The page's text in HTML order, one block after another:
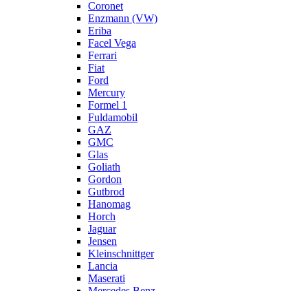
Coronet
Enzmann (VW)
Eriba
Facel Vega
Ferrari
Fiat
Ford
Mercury
Formel 1
Fuldamobil
GAZ
GMC
Glas
Goliath
Gordon
Gutbrod
Hanomag
Horch
Jaguar
Jensen
Kleinschnittger
Lancia
Maserati